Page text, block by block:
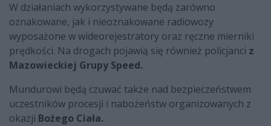
W działaniach wykorzystywane będą zarówno
oznakowane, jak i nieoznakowane radiowozy
wyposażone w wideorejestratory oraz ręczne mierniki
prędkości. Na drogach pojawią się również policjanci z
Mazowieckiej Grupy Speed.
Mundurowi będą czuwać także nad bezpieczeństwem
uczestników procesji i nabożeństw organizowanych z
okazji Bożego Ciała.